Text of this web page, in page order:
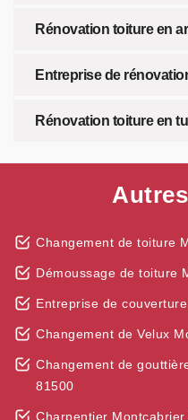
Rénovation toiture en
Entreprise de
Rénovation toiture en
Changement de toiture
Démoussage de toiture
Entreprise de
Changement de Velux
Changement de
81500
Charpentier Montcabrier